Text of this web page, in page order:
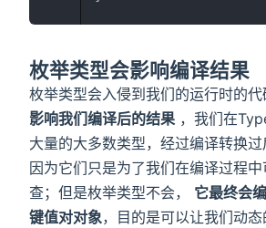
枚举类型会影响编译结果
枚举类型会入侵到我们的运行时的
影响我们编译后的结果 ，我们在
大量的大多数类型，经过编译转换过
因为它们只是为了我们在编译过程
查；但是枚举类型不会， 它最终会
键值对对象，目的是可以让我们动